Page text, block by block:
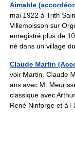
Aimable
mai 1922 à Trith
Villemoisson sur
enregistré plus de
né dans un village
Claude Martin
voir Martin. Claude
ans avec M.
classique avec
René Ninforge et